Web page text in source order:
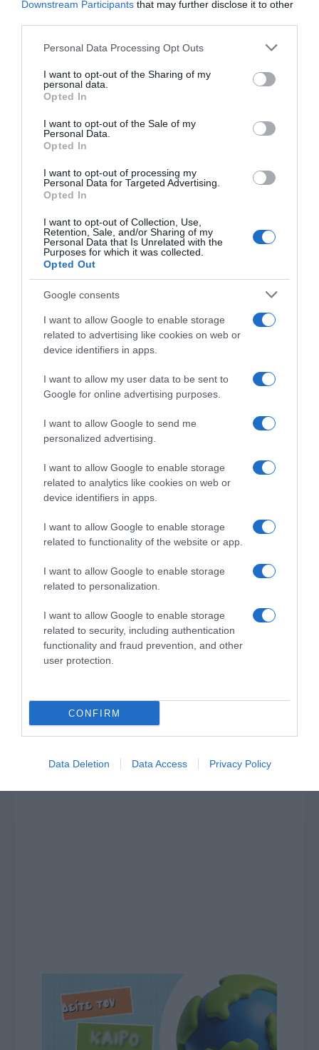
Downstream Participants that may further disclose it to other
Please note that this website/app uses one or more Google
not limited to your visit or usage behaviour. You may click to
grant or deny consent to Google and its third-party tags to
use your data for below specified purposes in below Google
consent section.
Personal Data Processing Opt Outs
I want to opt-out of the Sharing of my
personal data.
Opted In
I want to opt-out of the Sale of my
Personal Data.
Opted In
I want to opt-out of processing my
Personal Data for Targeted Advertising.
Opted In
I want to opt-out of Collection, Use,
Retention, Sale, and/or Sharing of my
Personal Data that Is Unrelated with the
Purposes for which it was collected.
Opted Out
Google consents
I want to allow Google to enable storage
related to advertising like cookies on web or
device identifiers in apps.
I want to allow my user data to be sent to
Google for online advertising purposes.
I want to allow Google to send me
personalized advertising.
I want to allow Google to enable storage
related to analytics like cookies on web or
device identifiers in apps.
I want to allow Google to enable storage
related to functionality of the website or app.
I want to allow Google to enable storage
related to personalization.
I want to allow Google to enable storage
related to security, including authentication
functionality and fraud prevention, and other
user protection.
CONFIRM
Data Deletion Data Access Privacy Policy
Μεταμόρφωση του Σωτήρος: Τα έθιμα, ο
συμβολισμός και η αλλαγή του καιρού
Κάποιοι εντός ΕΛΑΣ εκθέτουν τον Τσίπρα
Ουδεμία ενημέρωση για τις συνομιλίες με τη Λιβύη
Ο καιρός των επομένων ημερών: Κανονικός
Αύγουστος με δυνατούς βοριάδες και σταδιακή
άνοδο της θερμοκρασίας
Coolcation: Τι είναι η νέα τάση και πώς θα βρείτε
προορισμούς δροσιάς στην Ελλάδα
ΤΟ ΒΙΒΛΙΟ ΣΤΟ “Π”